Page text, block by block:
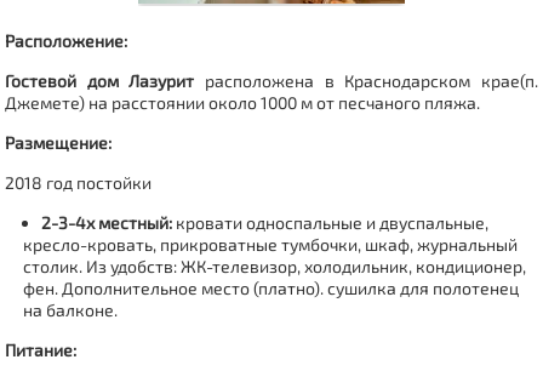
Расположение:
Гостевой дом Лазурит расположена в Краснодарском крае(п.
Джемете) на расстоянии около 1000 м от песчаного пляжа.
Размещение:
2018 год постойки
2-3-4х местный: кровати односпальные и двуспальные,
кресло-кровать, прикроватные тумбочки, шкаф, журнальный
столик. Из удобств: ЖК-телевизор, холодильник, кондиционер,
фен. Дополнительное место (платно). сушилка для полотенец
на балконе.
Питание: